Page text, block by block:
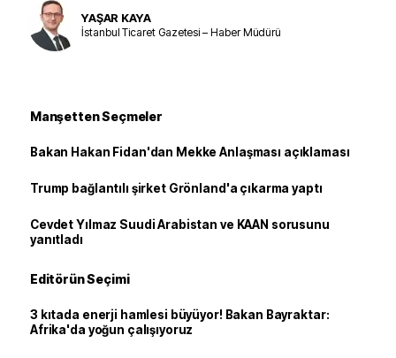
YAŞAR KAYA
İstanbul Ticaret Gazetesi – Haber Müdürü
Manşetten Seçmeler
Bakan Hakan Fidan'dan Mekke Anlaşması açıklaması
Trump bağlantılı şirket Grönland'a çıkarma yaptı
Cevdet Yılmaz Suudi Arabistan ve KAAN sorusunu
yanıtladı
Editörün Seçimi
3 kıtada enerji hamlesi büyüyor! Bakan Bayraktar:
Afrika'da yoğun çalışıyoruz